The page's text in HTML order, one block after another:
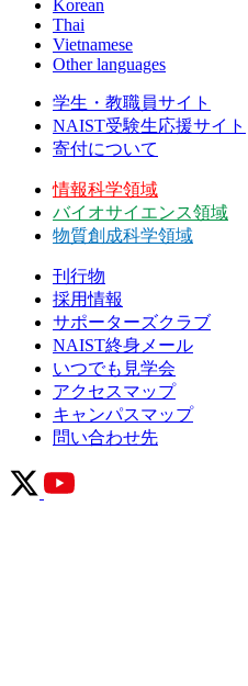
Korean
Thai
Vietnamese
Other languages
学生・教職員サイト
NAIST受験生応援サイト
寄付について
情報科学領域
バイオサイエンス領域
物質創成科学領域
刊行物
採用情報
サポーターズクラブ
NAIST終身メール
いつでも見学会
アクセスマップ
キャンパスマップ
問い合わせ先